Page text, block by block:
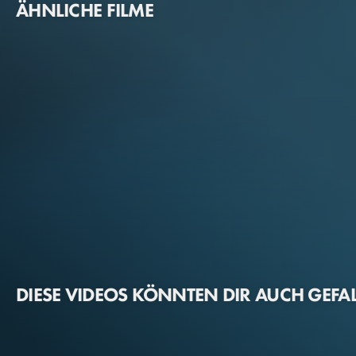
ÄHNLICHE FILME
DIESE VIDEOS KÖNNTEN DIR AUCH